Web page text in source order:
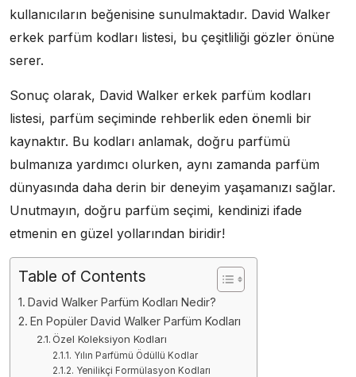
kullanıcıların beğenisine sunulmaktadır. David Walker
erkek parfüm kodları listesi, bu çeşitliliği gözler önüne
serer.
Sonuç olarak, David Walker erkek parfüm kodları
listesi, parfüm seçiminde rehberlik eden önemli bir
kaynaktır. Bu kodları anlamak, doğru parfümü
bulmanıza yardımcı olurken, aynı zamanda parfüm
dünyasında daha derin bir deneyim yaşamanızı sağlar.
Unutmayın, doğru parfüm seçimi, kendinizi ifade
etmenin en güzel yollarından biridir!
Table of Contents
David Walker Parfüm Kodları Nedir?
En Popüler David Walker Parfüm Kodları
Özel Koleksiyon Kodları
Yılın Parfümü Ödüllü Kodlar
Yenilikçi Formülasyon Kodları